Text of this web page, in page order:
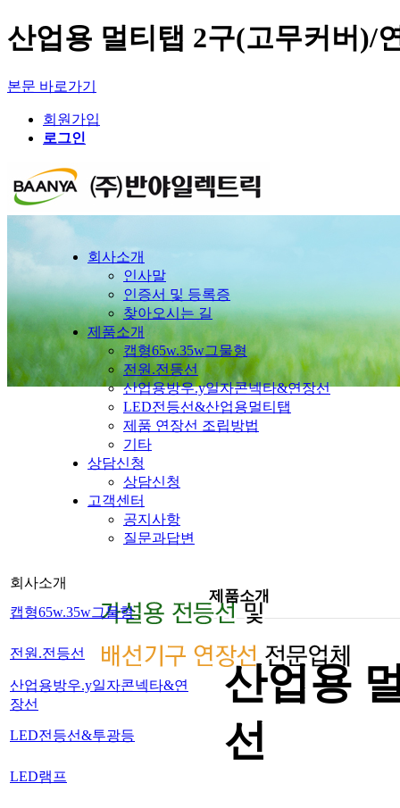
산업용 멀티탭 2구(고무커버)/
본문 바로가기
회원가입
로그인
회사소개
인사말
인증서 및 등록증
찾아오시는 길
제품소개
캡형65w.35w그물형
전원.전등선
산업용방우.y일자콘넥타&연장선
LED전등선&산업용멀티탭
제품 연장선 조립방법
기타
상담신청
상담신청
고객센터
공지사항
질문과답변
회사소개
캡형65w.35w그물형
전원.전등선
산업용방우.y일자콘넥타&연
장선
LED전등선&투광등
LED램프
제품소개
산업용
선